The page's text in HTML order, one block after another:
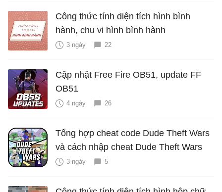
Công thức tính diện tích hình bình
hành, chu vi hình bình hành
3 ngày 22
Cập nhật Free Fire OB51, update FF
OB51
4 ngày 26
Tổng hợp cheat code Dude Theft Wars
và cách nhập cheat Dude Theft Wars
3 ngày 5